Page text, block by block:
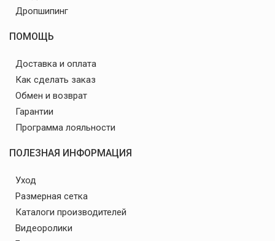
Дропшипинг
ПОМОЩЬ
Доставка и оплата
Как сделать заказ
Обмен и возврат
Гарантии
Программа лояльности
ПОЛЕЗНАЯ ИНФОРМАЦИЯ
Уход
Размерная сетка
Каталоги производителей
Видеоролики